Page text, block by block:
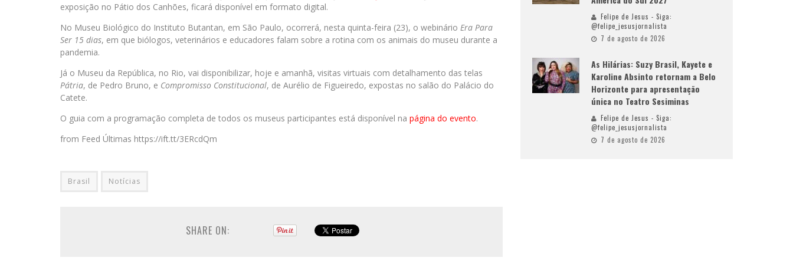
exposição no Pátio dos Canhões, ficará disponível em formato digital.
No Museu Biológico do Instituto Butantan, em São Paulo, ocorrerá, nesta quinta-feira (23), o webinário Era Para
Ser 15 dias, em que biólogos, veterinários e educadores falam sobre a rotina com os animais do museu durante a
pandemia.
Já o Museu da República, no Rio, vai disponibilizar, hoje e amanhã, visitas virtuais com detalhamento das telas
Pátria, de Pedro Bruno, e Compromisso Constitucional, de Aurélio de Figueiredo, expostas no salão do Palácio do
Catete.
O guia com a programação completa de todos os museus participantes está disponível na página do evento.
from Feed Últimas https://ift.tt/3ERcdQm
Brasil Notícias
SHARE ON:
Felipe de Jesus - Siga:
@felipe_jesusjornalista
7 de agosto de 2026
As Hilárias: Suzy Brasil, Kayete e
Karoline Absinto retornam a Belo
Horizonte para apresentação
única no Teatro Sesiminas
Felipe de Jesus - Siga:
@felipe_jesusjornalista
7 de agosto de 2026